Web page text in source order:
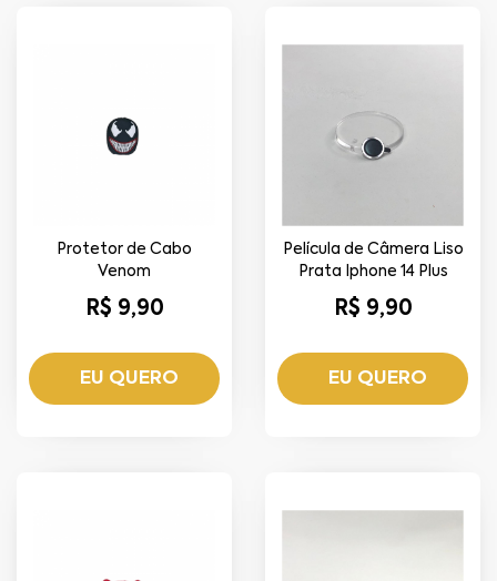
Protetor de Cabo
Venom
R$ 9,90
EU QUERO
Película de Câmera Liso
Prata Iphone 14 Plus
R$ 9,90
EU QUERO